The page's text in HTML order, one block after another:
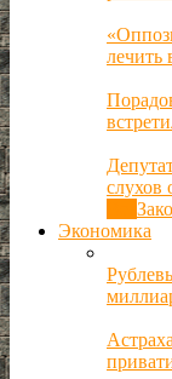
лечить
слухов
Экономика